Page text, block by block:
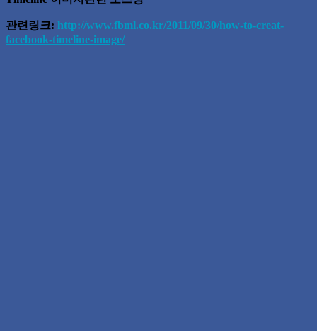
관련링크: http://www.fbml.co.kr/2011/09/30/how-to-creat-
facebook-timeline-image/